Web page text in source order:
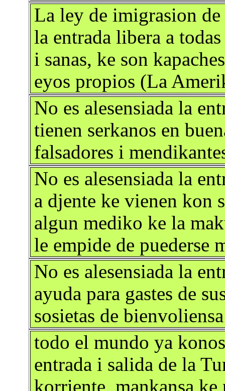
La ley de imigrasion de
la entrada libera a
i sanas, ke son
eyos propios (La
No es alesensiada la
tienen serkanos en
falsadores i
No es alesensiada la
a djente ke vienen kon
algun mediko ke la
le empide de puederse
No es alesensiada la
ayuda para gastes de
sosietas de
todo el mundo ya
entrada i salida de la
korriente, mankansa